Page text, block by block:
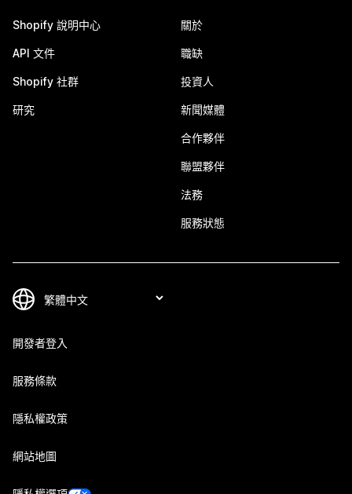
Shopify 說明中心
API 文件
Shopify 社群
研究
關於
職缺
投資人
新聞媒體
合作夥伴
聯盟夥伴
法務
服務狀態
開發者登入
服務條款
隱私權政策
網站地圖